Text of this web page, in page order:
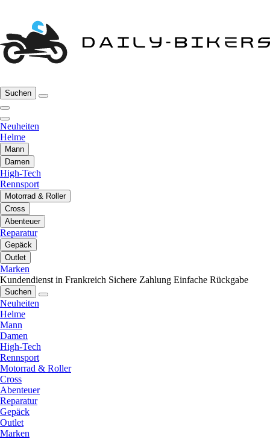
Suchen
Neuheiten
Helme
Mann
Damen
High-Tech
Rennsport
Motorrad & Roller
Cross
Abenteuer
Reparatur
Gepäck
Outlet
Marken
Kundendienst in Frankreich Sichere Zahlung Einfache Rückgabe
Suchen
Neuheiten
Helme
Mann
Damen
High-Tech
Rennsport
Motorrad & Roller
Cross
Abenteuer
Reparatur
Gepäck
Outlet
Marken